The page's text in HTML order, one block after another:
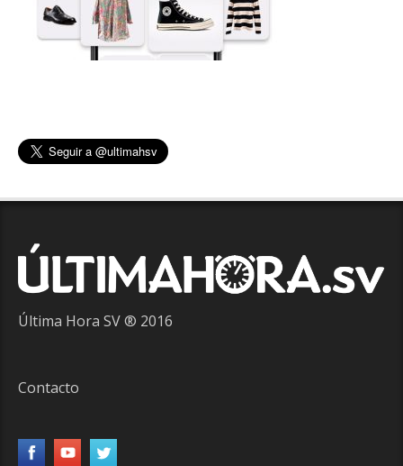
Última Hora SV ® 2016
Contacto